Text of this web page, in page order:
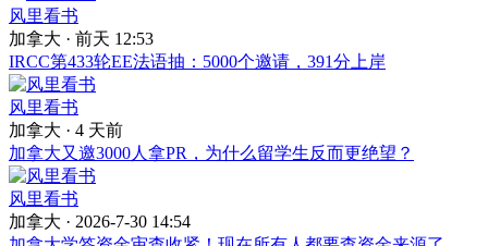
风里看书
加拿大 · 前天 12:53
IRCC第433轮EE法语抽：5000个邀请，391分上岸
风里看书
加拿大 · 4 天前
加拿大又邀3000人拿PR，为什么留学生反而更绝望？
风里看书
加拿大 · 2026-7-30 14:54